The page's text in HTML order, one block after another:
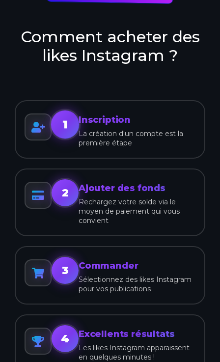
Comment acheter des
likes Instagram ?
1 Inscription
La création d'un compte est la
première étape
2 Ajouter des fonds
Rechargez votre solde via le
moyen de paiement qui vous
convient
3 Commander
Sélectionnez des likes Instagram
pour vos publications
4 Excellents résultats
Les likes Instagram apparaissent
en quelques minutes !